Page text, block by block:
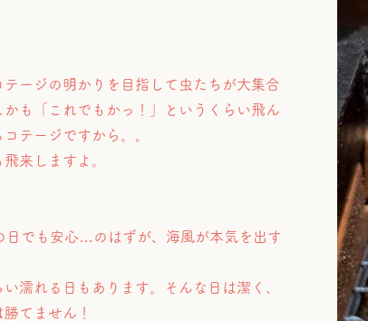
ージの明かりを目指して虫たちが大集合
も「これでもかっ！」というくらい飛ん
テージですから。。
来しますよ。
日でも安心…のはずが、海風が本気を出す
濡れる日もあります。そんな日は潔く、
てません！